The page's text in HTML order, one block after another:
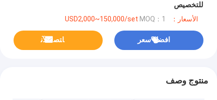
للتخصيص
الأسعار：USD2,000~150,000/set MOQ：1
افضل سعر ﺎﺘﺼﻟ ﺍﻶﻧ
منتوج وصف